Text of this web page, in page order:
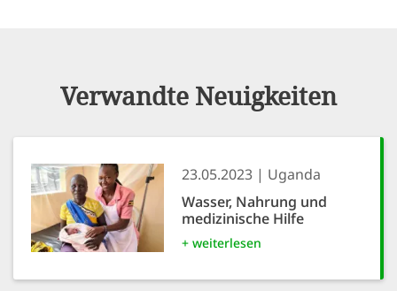
Verwandte Neuigkeiten
23.05.2023
Uganda
Wasser, Nahrung und
medizinische Hilfe
+ weiterlesen